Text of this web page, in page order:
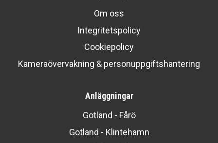
Om oss
Integritetspolicy
Cookiepolicy
Kameraövervakning & personuppgiftshantering
Anläggningar
Gotland - Fårö
Gotland - Klintehamn